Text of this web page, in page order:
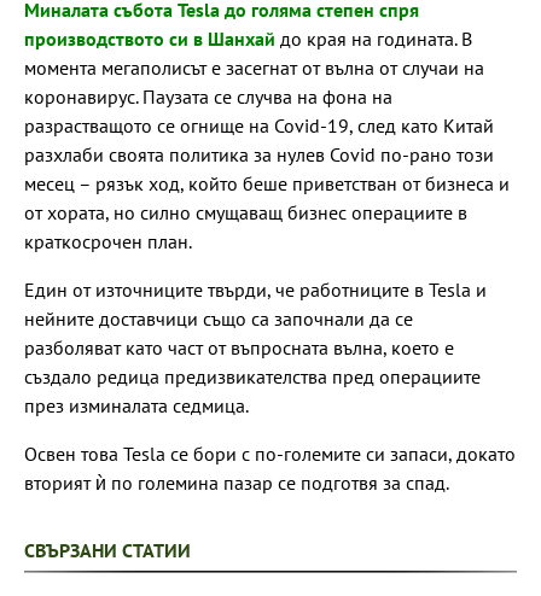
Миналата събота Tesla до голяма степен спря
производството си в Шанхай до края на годината. В
момента мегаполисът е засегнат от вълна от случаи на
коронавирус. Паузата се случва на фона на
разрастващото се огнище на Covid-19, след като Китай
разхлаби своята политика за нулев Covid по-рано този
месец – рязък ход, който беше приветстван от бизнеса и
от хората, но силно смущаващ бизнес операциите в
краткосрочен план.
Един от източниците твърди, че работниците в Tesla и
нейните доставчици също са започнали да се
разболяват като част от въпросната вълна, което е
създало редица предизвикателства пред операциите
през изминалата седмица.
Освен това Tesla се бори с по-големите си запаси, докато
вторият ѝ по големина пазар се подготвя за спад.
СВЪРЗАНИ СТАТИИ